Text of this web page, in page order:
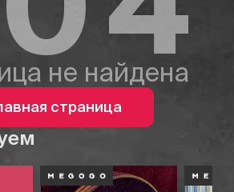
не найдена
страница